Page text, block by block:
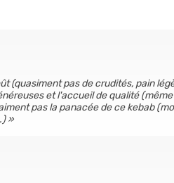
(quasiment pas de crudités, pain
et l'accueil de qualité
pas la panacée de ce kebab